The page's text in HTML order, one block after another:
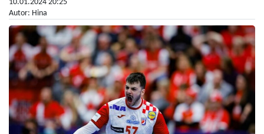
10.01.2024 20:25
Autor: Hina